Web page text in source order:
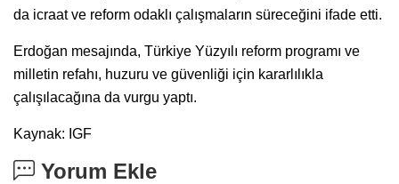
da icraat ve reform odaklı çalışmaların süreceğini ifade etti.
Erdoğan mesajında, Türkiye Yüzyılı reform programı ve
milletin refahı, huzuru ve güvenliği için kararlılıkla
çalışılacağına da vurgu yaptı.
Kaynak: IGF
Yorum Ekle